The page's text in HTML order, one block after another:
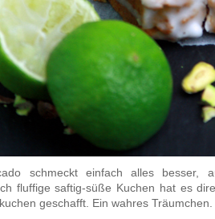
schmeckt einfach alles besser,
fluffige saftig-süße Kuchen hat es
geschafft. Ein wahres Träumchen.